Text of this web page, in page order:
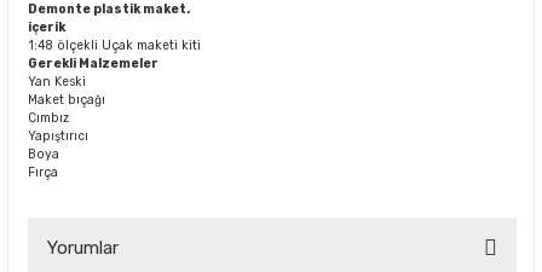
Demonte plastik maket.
içerik
1:48 ölçekli Uçak maketi kiti
Gerekli Malzemeler
Yan Keski
Maket bıçağı
Cımbız
Yapıştırıcı
Boya
Fırça
Yorumlar